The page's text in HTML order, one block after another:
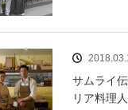
サムライ
リア料理